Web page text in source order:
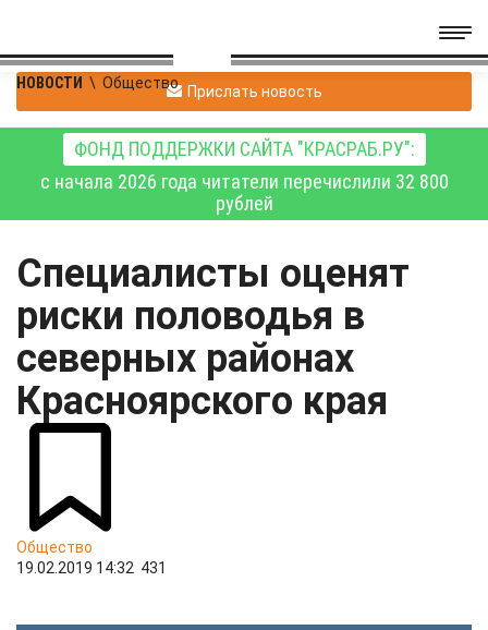
НОВОСТИ \ Общество Прислать новость
ФОНД ПОДДЕРЖКИ САЙТА "КРАСРАБ.РУ":
с начала 2026 года читатели перечислили 32 800
рублей
Специалисты оценят
риски половодья в
северных районах
Красноярского края
Общество
19.02.2019 14:32 431